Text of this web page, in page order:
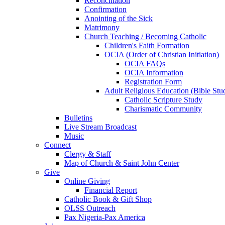
Confirmation
Anointing of the Sick
Matrimony
Church Teaching / Becoming Catholic
Children's Faith Formation
OCIA (Order of Christian Initiation)
OCIA FAQs
OCIA Information
Registration Form
Adult Religious Education (Bible
Catholic Scripture Study
Charismatic Community
Bulletins
Live Stream Broadcast
Music
Connect
Clergy & Staff
Map of Church & Saint John Center
Give
Online Giving
Financial Report
Catholic Book & Gift Shop
OLSS Outreach
Pax Nigeria-Pax America